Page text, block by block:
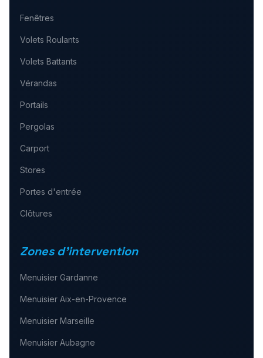
Fenêtres
Volets Roulants
Volets Battants
Vérandas
Portails
Pergolas
Carport
Stores
Portes d'entrée
Clôtures
Zones d'intervention
Menuisier Gardanne
Menuisier Aix-en-Provence
Menuisier Marseille
Menuisier Aubagne